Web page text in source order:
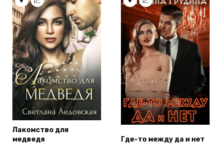
Лакомство для
медведя
Где-то между да и нет